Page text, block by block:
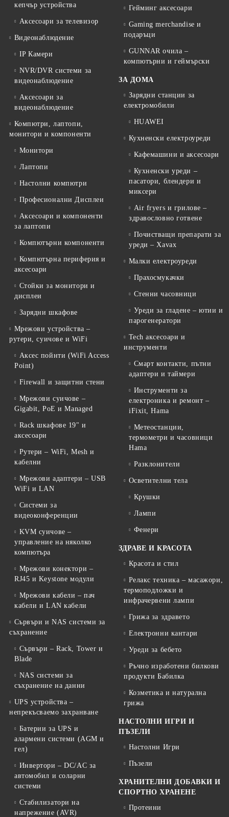
кепчър устройства
Аксесоари за телевизор
Видеонаблюдение
IP Камери
NVR/DVR системи за
видеонаблюдение
Аксесоари за
видеонаблюдение
Компютри, лаптопи,
монитори и компоненти
Монитори
Лаптопи
Настолни компютри
Професионални Дисплеи
Аксесоари и компоненти
за лаптопи
Компютърни компоненти
Компютърна периферия и
аксесоари
Стойки за монитори и
дисплеи
Зарядни шкафове
Мрежови устройства –
рутери, суичове и WiFi
Аксес пойнти (WiFi Access
Point)
Firewall и защитни стени
Мрежови суичове –
Gigabit, PoE и Managed
Rack шкафове 19" и
аксесоари
Рутери – WiFi, Mesh и
кабелни
Мрежови адаптери – USB
WiFi и LAN
Системи за
видеоконференции
KVM суичове –
управление на няколко
компютъра
Мрежови конектори –
RJ45 и Keystone модули
Мрежови кабели – пач
кабели и LAN кабели
Сървъри и NAS системи за
съхранение
Сървъри – Rack, Tower и
Blade
NAS системи за
съхранение на данни
UPS устройства –
непрекъсваемо захранване
Батерии за UPS и
алармени системи (AGM и
гел)
Инвертори – DC/AC за
автомобил и соларни
системи
Стабилизатори на
напрежение (AVR)
Гейминг аксесоари
Gaming merchandise и
подаръци
GUNNAR очила –
компютърни и геймърски
ЗА ДОМА
Зарядни станции за
електромобили
HUAWEI
Кухненски електроуреди
Кафемашини и аксесоари
Кухненски уреди –
пасатори, блендери и
миксери
Air fryers и грилове –
здравословно готвене
Почистващи препарати за
уреди – Xavax
Малки електроуреди
Прахосмукачки
Стенни часовници
Уреди за гладене – ютии и
парогенератори
Tech аксесоари и
инструменти
Смарт контакти, пътни
адаптери и таймери
Инструменти за
електроника и ремонт –
iFixit, Hama
Метеостанции,
термометри и часовници
Hama
Разклонители
Осветителни тела
Крушки
Лампи
Фенери
ЗДРАВЕ И КРАСОТА
Красота и стил
Релакс техника – масажори,
термоподложки и
инфрачервени лампи
Грижа за здравето
Електронни кантари
Уреди за бебето
Ръчно изработени билкови
продукти Бабилка
Козметика и натурална
грижа
НАСТОЛНИ ИГРИ И
ПЪЗЕЛИ
Настолни Игри
Пъзели
ХРАНИТЕЛНИ ДОБАВКИ И
СПОРТНО ХРАНЕНЕ
Протеини